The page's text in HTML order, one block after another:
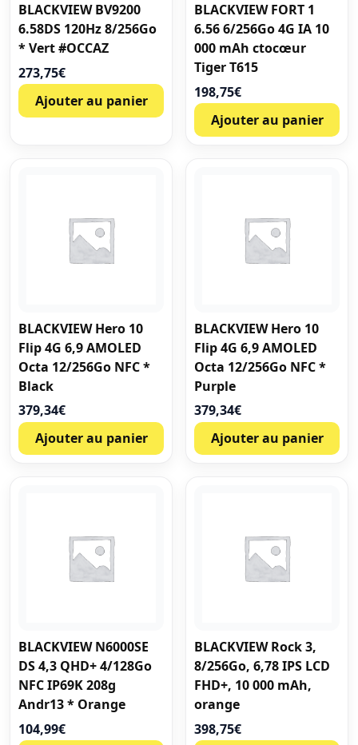
BLACKVIEW BV9200
6.58DS 120Hz 8/256Go
* Vert #OCCAZ
273,75€
Ajouter au panier
BLACKVIEW FORT 1
6.56 6/256Go 4G IA 10
000 mAh ctocœur
Tiger T615
198,75€
Ajouter au panier
BLACKVIEW Hero 10
Flip 4G 6,9 AMOLED
Octa 12/256Go NFC *
Black
379,34€
Ajouter au panier
BLACKVIEW Hero 10
Flip 4G 6,9 AMOLED
Octa 12/256Go NFC *
Purple
379,34€
Ajouter au panier
BLACKVIEW N6000SE
DS 4,3 QHD+ 4/128Go
NFC IP69K 208g
Andr13 * Orange
104,99€
BLACKVIEW Rock 3,
8/256Go, 6,78 IPS LCD
FHD+, 10 000 mAh,
orange
398,75€